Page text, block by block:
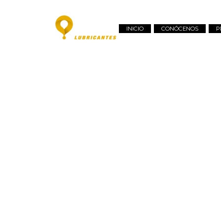
INICIO CONÓCENOS